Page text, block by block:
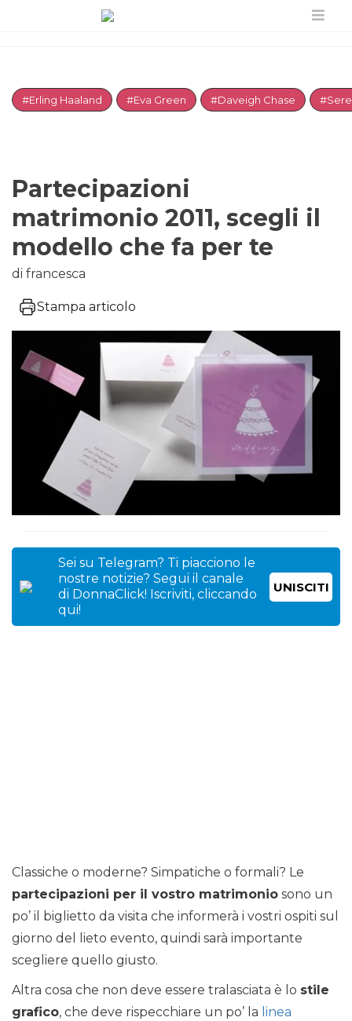
#Erling Haaland #Eva Green #Daveigh Chase
Partecipazioni
matrimonio 2011, scegli il
modello che fa per te
di francesca
Stampa articolo
Sei su Telegram? Ti piacciono le
nostre notizie? Segui il canale
di DonnaClick! Iscriviti, cliccando
qui!
UNISCITI
Classiche o moderne? Simpatiche o formali? Le
partecipazioni per il vostro matrimonio sono un
po’ il biglietto da visita che informerà i vostri ospiti sul
giorno del lieto evento, quindi sarà importante
scegliere quello giusto.
Altra cosa che non deve essere tralasciata è lo stile
grafico, che deve rispecchiare un po’ la linea